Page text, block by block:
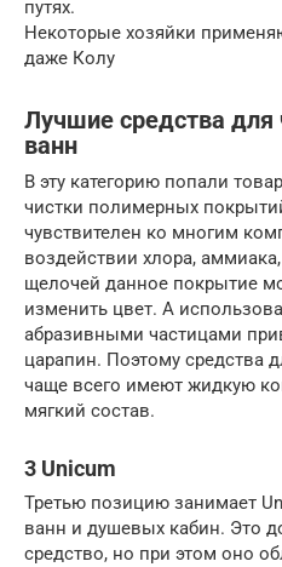
путях.
Некоторые хозяйки
даже Колу
Лучшие средства для
ванн
В эту категорию попали
чистки полимерных
чувствителен ко многим
воздействии хлора,
щелочей данное покрытие
изменить цвет. А
абразивными частицами
царапин. Поэтому средства
чаще всего имеют жидкую
мягкий состав.
3 Unicum
Третью позицию занимает
ванн и душевых кабин. Это
средство, но при этом оно